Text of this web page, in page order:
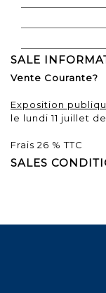
SALE
Vente Courante?
Exposition
le lundi 11 juillet
Frais 26 % TTC
SALES